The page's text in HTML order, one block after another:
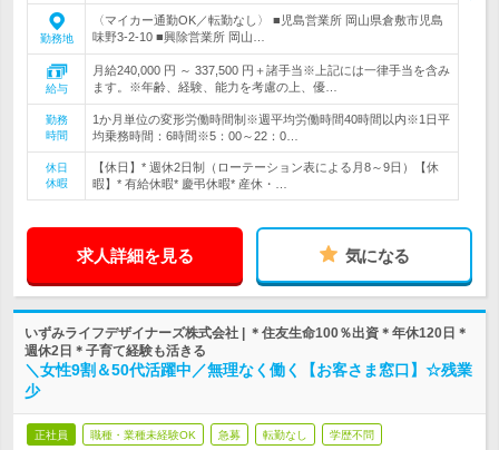
勤務地
〈マイカー通勤OK／転勤なし〉 ■児島営業所 岡山県倉敷市児島
味野3-2-10 ■興除営業所 岡山…
給与
月給240,000 円 ～ 337,500 円＋諸手当※上記には一律手当を含み
ます。※年齢、経験、能力を考慮の上、優…
勤務
時間
1か月単位の変形労働時間制※週平均労働時間40時間以内※1日平
均乗務時間：6時間※5：00～22：0…
休日
休暇
【休日】* 週休2日制（ローテーション表による月8～9日）【休
暇】* 有給休暇* 慶弔休暇* 産休・…
求人詳細を見る 気になる
いずみライフデザイナーズ株式会社 | ＊住友生命100％出資＊年休120日＊
週休2日＊子育て経験も活きる
＼女性9割＆50代活躍中／無理なく働く【お客さま窓口】☆残業
少
正社員 職種・業種未経験OK 急募 転勤なし 学歴不問